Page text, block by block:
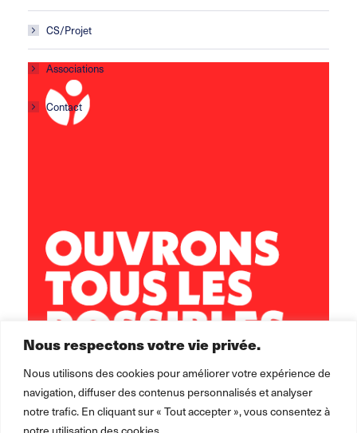
Nous respectons votre vie privée.
Nous utilisons des cookies pour améliorer votre expérience de
navigation, diffuser des contenus personnalisés et analyser
notre trafic. En cliquant sur « Tout accepter », vous consentez à
CS/Projet
Associations
Contact
brest.horizons@leolagrange.org